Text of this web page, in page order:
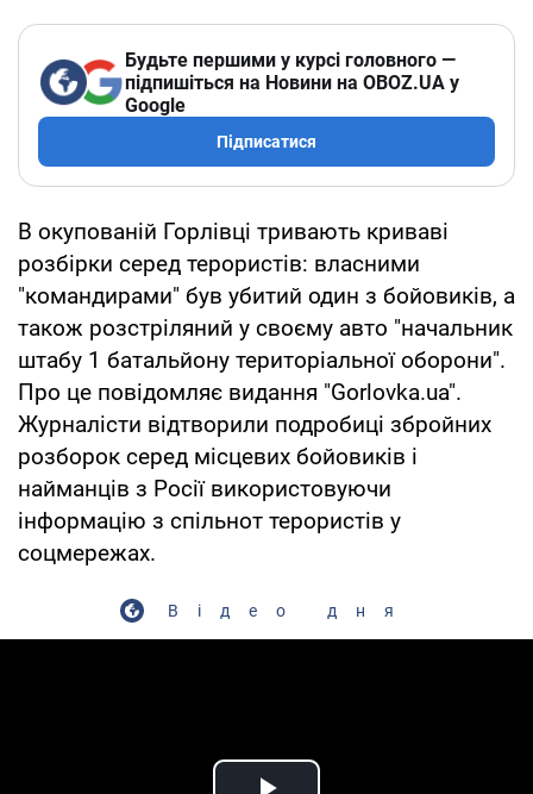
Будьте першими у курсі головного —
підпишіться на Новини на OBOZ.UA у
Google
Підписатися
В окупованій Горлівці тривають криваві
розбірки серед терористів: власними
"командирами" був убитий один з бойовиків, а
також розстріляний у своєму авто "начальник
штабу 1 батальйону територіальної оборони".
Про це повідомляє видання "Gorlovka.ua".
Журналісти відтворили подробиці збройних
розборок серед місцевих бойовиків і
найманців з Росії використовуючи
інформацію з спільнот терористів у
соцмережах.
Відео дня